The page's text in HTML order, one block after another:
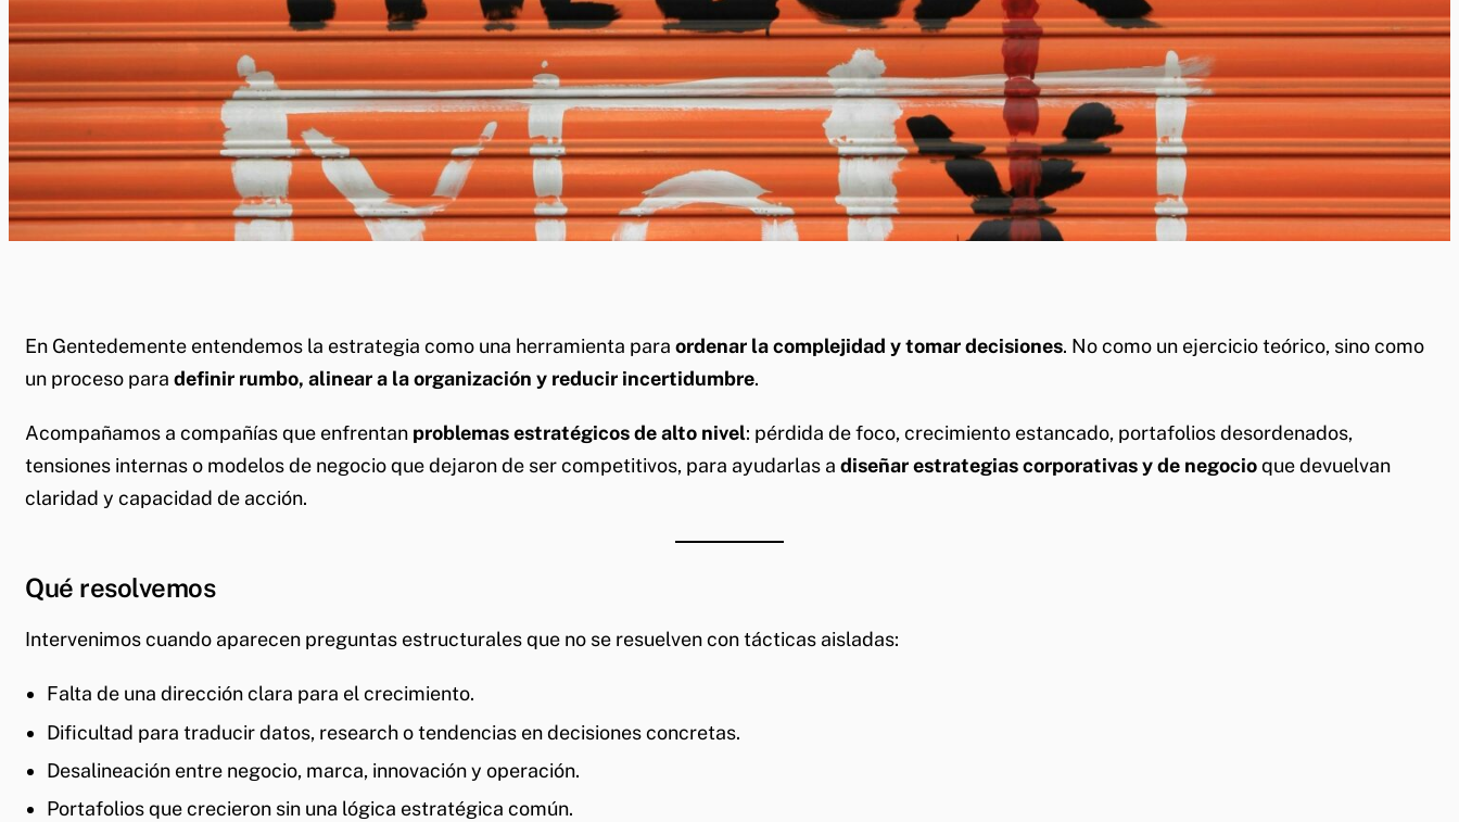
En Gentedemente entendemos la estrategia como una herramienta para ordenar la complejidad y tomar decisiones. No como un ejercicio teórico, sino como
un proceso para definir rumbo, alinear a la organización y reducir incertidumbre.
Acompañamos a compañías que enfrentan problemas estratégicos de alto nivel: pérdida de foco, crecimiento estancado, portafolios desordenados,
tensiones internas o modelos de negocio que dejaron de ser competitivos, para ayudarlas a diseñar estrategias corporativas y de negocioque devuelvan
claridad y capacidad de acción.
Qué resolvemos
Intervenimos cuando aparecen preguntas estructurales que no se resuelven con tácticas aisladas:
Falta de una dirección clara para el crecimiento.
Dificultad para traducir datos, research o tendencias en decisiones concretas.
Desalineación entre negocio, marca, innovación y operación.
Portafolios que crecieron sin una lógica estratégica común.